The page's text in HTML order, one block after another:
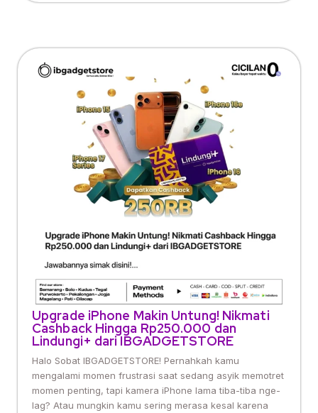
Upgrade iPhone Makin Untung! Nikmati
Cashback Hingga Rp250.000 dan
Lindungi+ dari IBGADGETSTORE
Halo Sobat IBGADGETSTORE! Pernahkah kamu
mengalami momen frustrasi saat sedang asyik memotret
momen penting, tapi kamera iPhone lama tiba-tiba nge-
lag? Atau mungkin kamu sering merasa kesal karena